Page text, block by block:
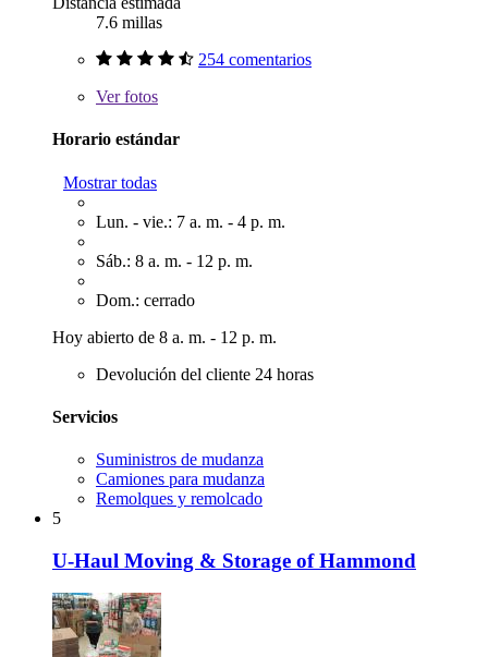
7.6 millas
254 comentarios
Verfotos
Horario estándar
Mostrar todas
Lun. - vie.: 7 a. m. - 4 p. m.
Sáb.: 8 a. m. - 12 p. m.
Dom.: cerrado
Hoy abierto de 8 a. m. - 12 p. m.
Devolución del cliente 24 horas
Servicios
Suministros de mudanza
Camiones para mudanza
Remolques y remolcado
5
U-Haul Moving & Storage of Hammond